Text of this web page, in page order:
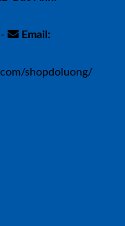
Email:
shopdoluong/